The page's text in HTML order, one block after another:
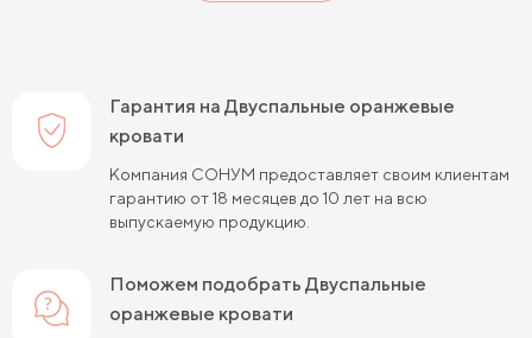
Двуспальные кровати 200 см шириной
Двуспальные кровати 190 см длиной
Двуспальные кровати 200 см длиной
Двуспальные кровати 120х200 см
Гарантия на Двуспальные оранжевые
кровати
Компания СОНУМ предоставляет своим клиентам
гарантию от 18 месяцев до 10 лет на всю
выпускаемую продукцию.
Поможем подобрать Двуспальные
оранжевые кровати